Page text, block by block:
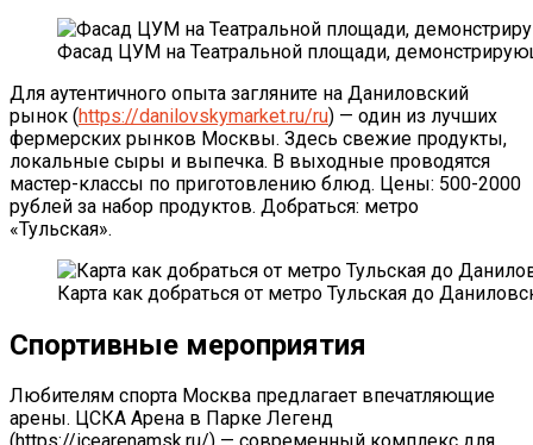
Фасад ЦУМ на Театральной площади,
Для аутентичного опыта загляните на Даниловский
рынок (https://danilovskymarket.ru/ru) — один из лучших
фермерских рынков Москвы. Здесь свежие продукты,
локальные сыры и выпечка. В выходные проводятся
мастер-классы по приготовлению блюд. Цены: 500-2000
рублей за набор продуктов. Добраться: метро
«Тульская».
Карта как добраться от метро Тульская до
Спортивные мероприятия
Любителям спорта Москва предлагает впечатляющие
арены. ЦСКА Арена в Парке Легенд